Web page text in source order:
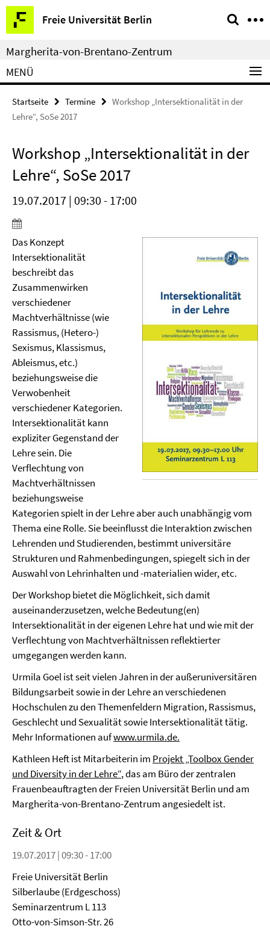
Springe
direkt
zu
Inhalt
Freie Universität Berlin
Service-
Navigation
Margherita-von-Brentano-Zentrum
MENÜ
Startseite Termine
Workshop „Intersektionalität in der
Lehre“, SoSe 2017
Workshop „Intersektionalität in der
Lehre“, SoSe 2017
19.07.2017 | 09:30 - 17:00
Das Konzept
Intersektionalität
beschreibt das
Zusammenwirken
verschiedener
Machtverhältnisse (wie
Rassismus, (Hetero-)
Sexismus, Klassismus,
Ableismus, etc.)
beziehungsweise die
Verwobenheit
verschiedener Kategorien.
Intersektionalität kann
expliziter Gegenstand der
Lehre sein. Die
Verflechtung von
Machtverhältnissen
beziehungsweise
Kategorien spielt in der Lehre aber auch unabhängig vom
Thema eine Rolle. Sie beeinflusst die Interaktion zwischen
Lehrenden und Studierenden, bestimmt universitäre
Strukturen und Rahmenbedingungen, spiegelt sich in der
Auswahl von Lehrinhalten und -materialien wider, etc.
Der Workshop bietet die Möglichkeit, sich damit
auseinanderzusetzen, welche Bedeutung(en)
Intersektionalität in der eigenen Lehre hat und wie mit der
Verflechtung von Machtverhältnissen reflektierter
umgegangen werden kann.
Urmila Goel ist seit vielen Jahren in der außeruniversitären
Bildungsarbeit sowie in der Lehre an verschiedenen
Hochschulen zu den Themenfeldern Migration, Rassismus,
Geschlecht und Sexualität sowie Intersektionalität tätig.
Mehr Informationen aufwww.urmila.de.
Kathleen Heft ist Mitarbeiterin im Projekt „Toolbox Gender
und Diversity in der Lehre“, das am Büro der zentralen
Frauenbeauftragten der Freien Universität Berlin und am
Margherita-von-Brentano-Zentrum angesiedelt ist.
Zeit & Ort
19.07.2017 | 09:30 - 17:00
Freie Universität Berlin
Silberlaube (Erdgeschoss)
Seminarzentrum L 113
Otto-von-Simson-Str. 26